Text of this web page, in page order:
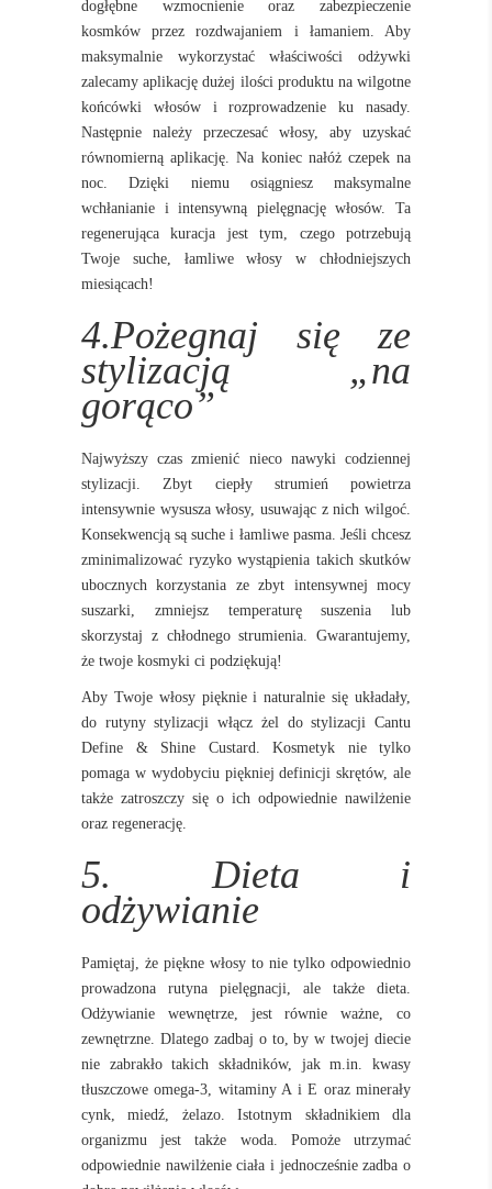
dogłębne wzmocnienie oraz zabezpieczenie
kosmków przez rozdwajaniem i łamaniem. Aby
maksymalnie wykorzystać właściwości odżywki
zalecamy aplikację dużej ilości produktu na wilgotne
końcówki włosów i rozprowadzenie ku nasady.
Następnie należy przeczesać włosy, aby uzyskać
równomierną aplikację. Na koniec nałóż czepek na
noc. Dzięki niemu osiągniesz maksymalne
wchłanianie i intensywną pielęgnację włosów. Ta
regenerująca kuracja jest tym, czego potrzebują
Twoje suche, łamliwe włosy w chłodniejszych
miesiącach!
4.Pożegnaj się ze
stylizacją „na
gorąco”
Najwyższy czas zmienić nieco nawyki codziennej
stylizacji. Zbyt ciepły strumień powietrza
intensywnie wysusza włosy, usuwając z nich wilgoć.
Konsekwencją są suche i łamliwe pasma. Jeśli chcesz
zminimalizować ryzyko wystąpienia takich skutków
ubocznych korzystania ze zbyt intensywnej mocy
suszarki, zmniejsz temperaturę suszenia lub
skorzystaj z chłodnego strumienia. Gwarantujemy,
że twoje kosmyki ci podziękują!
Aby Twoje włosy pięknie i naturalnie się układały,
do rutyny stylizacji włącz żel do stylizacji Cantu
Define & Shine Custard. Kosmetyk nie tylko
pomaga w wydobyciu piękniej definicji skrętów, ale
także zatroszczy się o ich odpowiednie nawilżenie
oraz regenerację.
5. Dieta i
odżywianie
Pamiętaj, że piękne włosy to nie tylko odpowiednio
prowadzona rutyna pielęgnacji, ale także dieta.
Odżywianie wewnętrze, jest równie ważne, co
zewnętrzne. Dlatego zadbaj o to, by w twojej diecie
nie zabrakło takich składników, jak m.in. kwasy
tłuszczowe omega-3, witaminy A i E oraz minerały
cynk, miedź, żelazo. Istotnym składnikiem dla
organizmu jest także woda. Pomoże utrzymać
odpowiednie nawilżenie ciała i jednocześnie zadba o